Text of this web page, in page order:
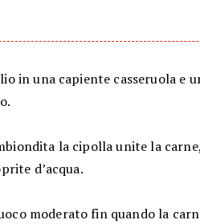
in una capiente casseruola e
la cipolla unite la
d’acqua.
moderato fin quando la